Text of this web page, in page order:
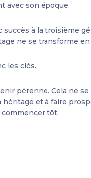
avec son époque.
à la troisième
ne se transforme en
les clés.
pérenne. Cela ne
et à faire
tôt.